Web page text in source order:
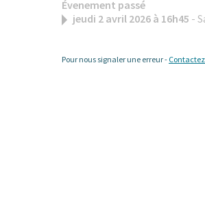
Évenement passé
jeudi 2 avril 2026 à 16h45 -
Pour nous signaler une erreur -